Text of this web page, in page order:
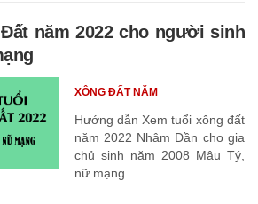
năm 2022 cho người sinh
Hướng dẫn Xem tuổi xông đất
năm 2022 Nhâm Dần cho gia
chủ sinh năm 2008 Mậu Tý,
nữ mạng.
XÔNG ĐẤT NĂM